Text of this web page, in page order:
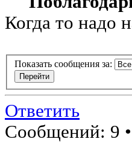
Когда то надо
Показать сообщения за:
Ответить
Сообщений: 9